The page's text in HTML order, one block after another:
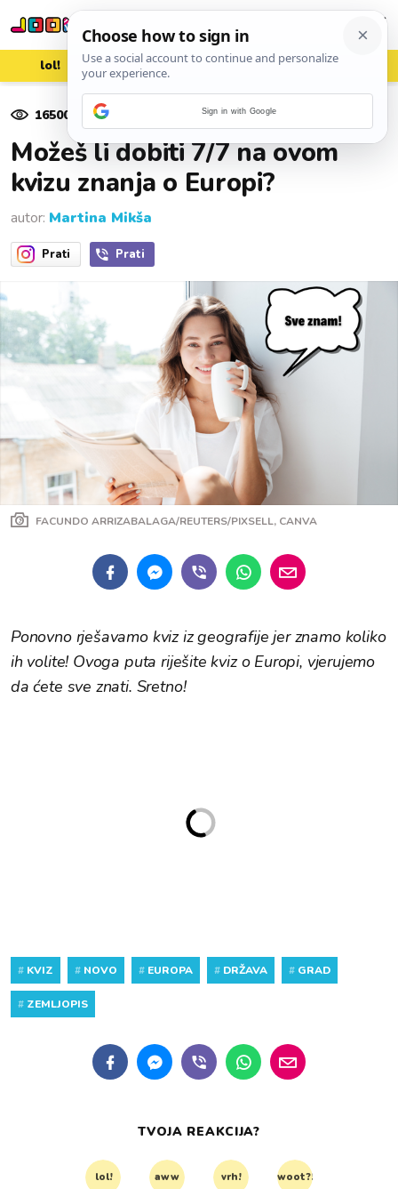
lol! aww vrh! woot?!
16500 pregleda
Možeš li dobiti 7/7 na ovom
kvizu znanja o Europi?
autor: Martina Mikša
Prati Prati
FACUNDO ARRIZABALAGA/REUTERS/PIXSELL, CANVA
Ponovno rješavamo kviz iz geografije jer znamo koliko
ih volite! Ovoga puta riješite kviz o Europi, vjerujemo
da ćete sve znati. Sretno!
# KVIZ # NOVO # EUROPA # DRŽAVA # GRAD
# ZEMLJOPIS
TVOJA REAKCIJA?
lol! aww vrh! woot?!
Sign in with Google